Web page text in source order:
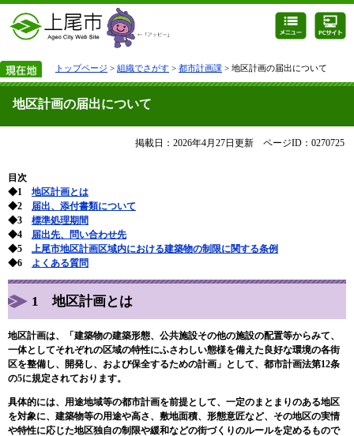
トップページ > 組織でさがす > 都市計画課 > 地区計画の届出について
地区計画の届出について
掲載日：2026年4月27日更新 ページID：0270725
目次
◆1 地区計画とは
◆2 届出、添付書類について
◆3 標準処理期間
◆4 届出先、問い合わせ先
◆5
上尾市地区計画区域内における建築物の制限に関する条例
◆6
よくある質問
1 地区計画とは
地区計画は、「建築物の建築形態、公共施設その他の施設の配置等からみて、
一体としてそれぞれの区域の特性にふさわしい態様を備えた良好な環境の各街
区を整備し、開発し、および保全するための計画」として、都市計画法第12条
の5に規定されております。
具体的には、用途地域等の都市計画を前提として、一定のまとまりのある地区
を対象に、建築物等の用途や高さ、敷地面積、形態意匠など、その地区の実情
や特性に応じた地区独自の制限や緩和などの街づくりのルールを定めるもので